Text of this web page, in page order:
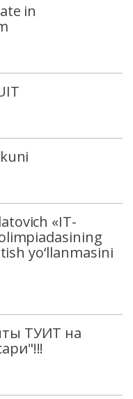
in
«IT-
yo‘llanmasini
ТУИТ на